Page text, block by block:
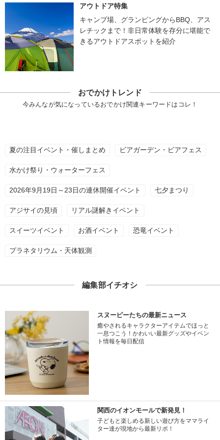
アウトドア特集
キャンプ場、グランピングからBBQ、アス
レチックまで！非日常体験を存分に堪能で
きるアウトドアスポットを紹介
おでかけトレンド
今みんなが気になっているおでかけ関連キーワードはコレ！
夏の注目イベント・催しまとめ ビアガーデン・ビアフェス
水かけ祭り・ウォーターフェス
2026年9月19日～23日の連休開催イベント 七夕まつり
アジサイの見頃 リアル謎解きイベント
スイーツイベント お酒イベント 恐竜イベント
プラネタリウム・天体観測
編集部イチオシ
スヌーピーたちの最新ニュース
癒やされるキャラクターアイテムでほっと
一息つこう！かわいい最新グッズやイベン
ト情報を毎日配信
関西のイオンモールで新発見！
子どもと楽しめる新しい遊び方をママライ
ター達が現地から最新リポ！